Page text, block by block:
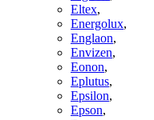
Eltex,
Energolux,
Englaon,
Envizen,
Eonon,
Eplutus,
Epsilon,
Epson,